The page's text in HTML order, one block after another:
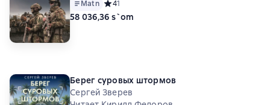
Matn Средний рейтинг 4 на основе 1 оценок
41
58 036,36 s`om
Берег суровых штормов
Сергей Зверев